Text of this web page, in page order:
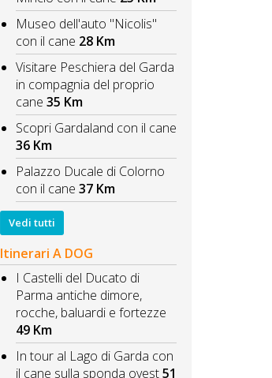
Museo dell'auto "Nicolis"
con il cane 28 Km
Visitare Peschiera del Garda
in compagnia del proprio
cane 35 Km
Scopri Gardaland con il cane
36 Km
Palazzo Ducale di Colorno
con il cane 37 Km
Vedi tutti
Itinerari A DOG
I Castelli del Ducato di
Parma antiche dimore,
rocche, baluardi e fortezze
49 Km
In tour al Lago di Garda con
il cane sulla sponda ovest 51